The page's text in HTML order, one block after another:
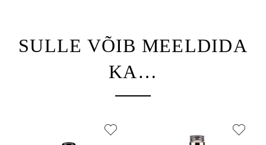
SULLE VÕIB MEELDIDA
KA…